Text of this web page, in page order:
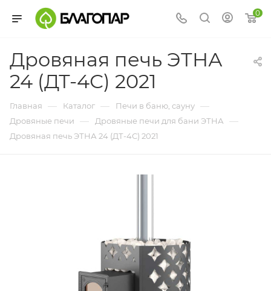
0
Дровяная печь ЭТНА
24 (ДТ-4С) 2021
Главная — Каталог — Печи в баню, сауну —
Дровяные печи — Дровяные печи для бани ЭТНА —
Дровяная печь ЭТНА 24 (ДТ-4С) 2021